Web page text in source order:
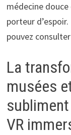
médecine douce
porteur
pouvez consulter
La
musées
VR